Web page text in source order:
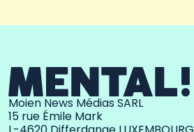
Moien News Médias SARL
15 rue Émile Mark